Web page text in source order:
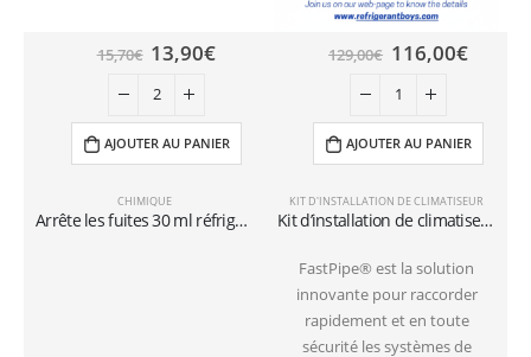
CHIMIQUE
Arrête les fuites 30 ml réfrigération
15,70€ 13,90€
AJOUTER AU PANIER
KIT D'INSTALLATION DE CLIMATISEUR
Kit d’installation de climatiseurs muraux avec tuyaux de 6 mètres 1/4″+3/8″SAE
FastPipe® est la solution
innovante pour raccorder
rapidement et en toute
sécurité les systèmes de
129,00€ 116,00€
AJOUTER AU PANIER